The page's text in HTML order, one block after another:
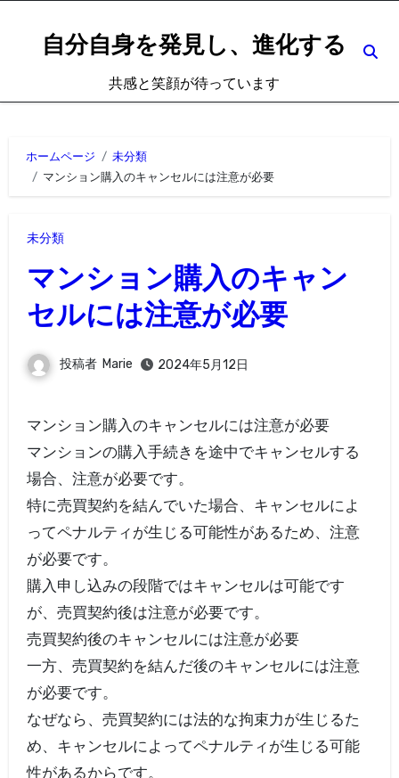
自分自身を発見し、進化する
共感と笑顔が待っています
ホームページ
未分類
マンション購入のキャンセルには注意が必要
未分類
マンション購入のキャン
セルには注意が必要
投稿者 Marie 2024年5月12日
マンション購入のキャンセルには注意が必要
マンションの購入手続きを途中でキャンセルする
場合、注意が必要です。
特に売買契約を結んでいた場合、キャンセルによ
ってペナルティが生じる可能性があるため、注意
が必要です。
購入申し込みの段階ではキャンセルは可能です
が、売買契約後は注意が必要です。
売買契約後のキャンセルには注意が必要
一方、売買契約を結んだ後のキャンセルには注意
が必要です。
なぜなら、売買契約には法的な拘束力が生じるた
め、キャンセルによってペナルティが生じる可能
性があるからです。